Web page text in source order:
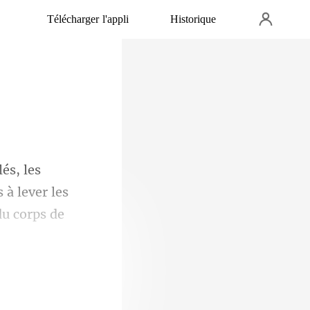
Télécharger l'appli Historique
à lever les